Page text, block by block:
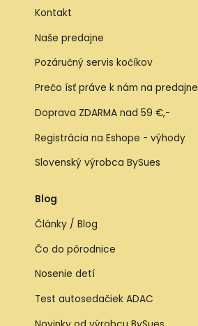
Kontakt
Naše predajne
Pozáručný servis kočíkov
Prečo ísť práve k nám na predajne
Doprava ZDARMA nad 59 €,-
Registrácia na Eshope - výhody
Slovenský výrobca BySues
Blog
Články / Blog
Čo do pôrodnice
Nosenie detí
Test autosedačiek ADAC